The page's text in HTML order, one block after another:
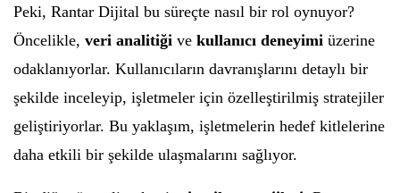
Peki, Rantar Dijital bu süreçte nasıl bir rol oynuyor?
Öncelikle, veri analitiği ve kullanıcı deneyimi üzerine
odaklanıyorlar. Kullanıcıların davranışlarını detaylı bir
şekilde inceleyip, işletmeler için özelleştirilmiş stratejiler
geliştiriyorlar. Bu yaklaşım, işletmelerin hedef kitlelerine
daha etkili bir şekilde ulaşmalarını sağlıyor.